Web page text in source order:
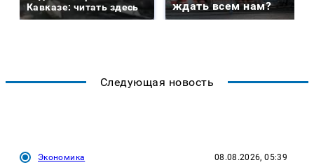
Кавказе: читать здесь
ждать всем нам?
Следующая новость
Экономика 08.08.2026, 05:39